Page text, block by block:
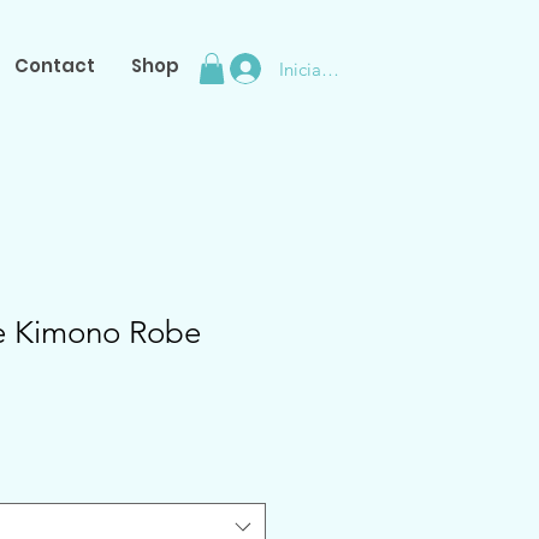
Contact Shop Iniciar sesión
Kimono Robe